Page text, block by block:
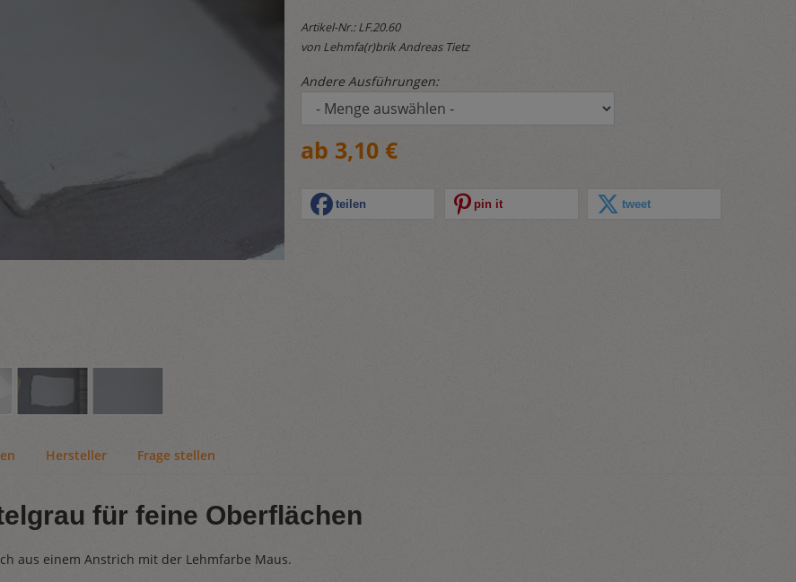
Artikel-Nr.:LF.20.60
von Lehmfa(r)brik Andreas Tietz
Andere Ausführungen:
ab 3,10 €
teilen pin it tweet
Hersteller Frage stellen
für feine Oberflächen
aus einem Anstrich mit der Lehmfarbe Maus.